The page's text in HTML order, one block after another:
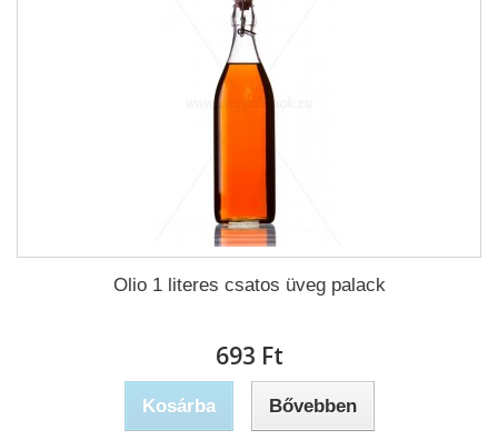
Olio 1 literes csatos üveg palack
693 Ft‎
Kosárba Bővebben